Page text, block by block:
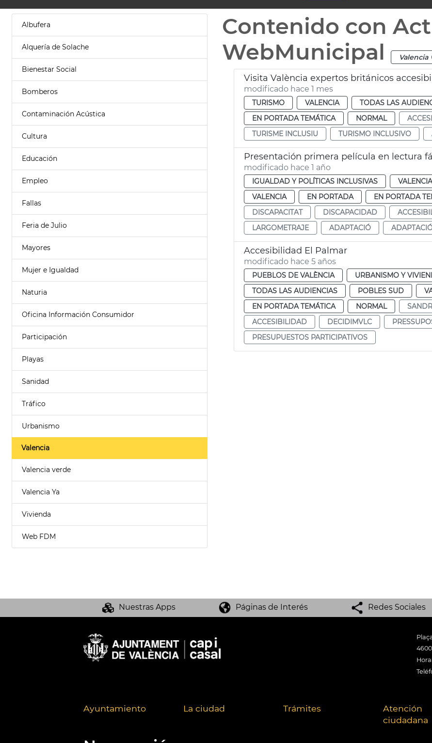
Albufera
Alquería de Solache
Bienestar Social
Bomberos
Contaminación Acústica
Cultura
Educación
Empleo
Fallas
Feria de Julio
Mayores
Mujer e Igualdad
Naturia
Oficina Información Consumidor
Participación
Playas
Sanidad
Tráfico
Urbanismo
Valencia
Valencia verde
Valencia Ya
Vivienda
Web FDM
Contenido con
WebMunicipal
Valencia
Visita València expertos británicos
modificado hace 1 mes
TURISMO VALENCIA TODAS LAS
EN PORTADA TEMÁTICA
NORMAL
TURISME INCLUSIU
TURISMO INCLUSIVO
Presentación primera película en lectura
modificado hace 1 año
IGUALDAD Y POLÍTICAS INCLUSIVAS VALENCIA
VALENCIA
EN PORTADA EN PORTADA
DISCAPACITAT
DISCAPACIDAD
LARGOMETRAJE
ADAPTACIÓ
Accesibilidad El Palmar
modificado hace 5 años
PUEBLOS DE VALÈNCIA URBANISMO Y
TODAS LAS AUDIENCIAS
POBLES SUD
EN PORTADA TEMÁTICA
NORMAL
ACCESIBILIDAD
DECIDIMVLC
PRESUPUESTOS PARTICIPATIVOS
Nuestras Apps Páginas de Interés Redes Sociales
Ayuntamiento La ciudad Trámites
Atención
ciudadana